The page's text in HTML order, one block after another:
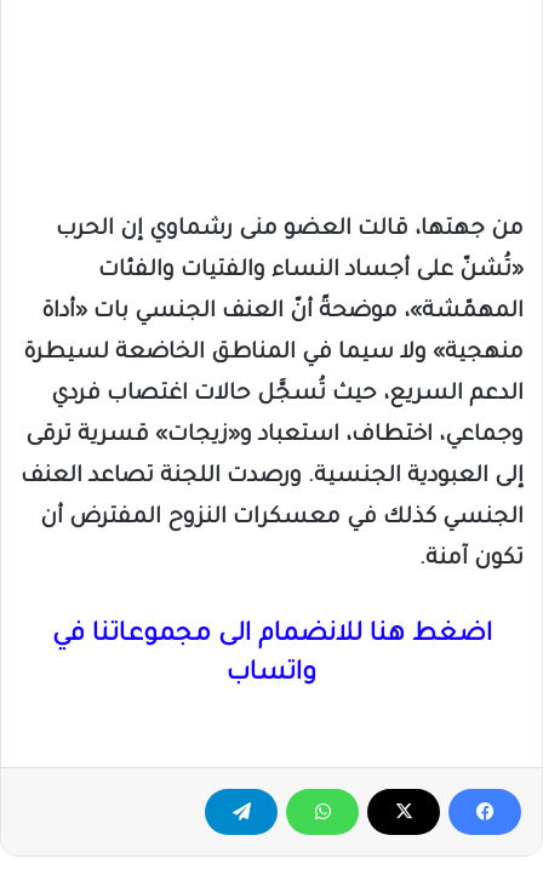
من جهتها، قالت العضو منى رشماوي إن الحرب
«تُشنّ على أجساد النساء والفتيات والفئات
المهمّشة»، موضحةً أنّ العنف الجنسي بات «أداة
منهجية» ولا سيما في المناطق الخاضعة لسيطرة
الدعم السريع، حيث تُسجَّل حالات اغتصاب فردي
وجماعي، اختطاف، استعباد و«زيجات» قسرية ترقى
إلى العبودية الجنسية. ورصدت اللجنة تصاعد العنف
الجنسي كذلك في معسكرات النزوح المفترض أن
تكون آمنة.
اضغط هنا للانضمام الى مجموعاتنا في
واتساب